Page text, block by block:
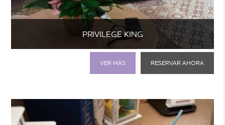
PRIVILEGE KING
RESERVAR AHORA
VER MÁS